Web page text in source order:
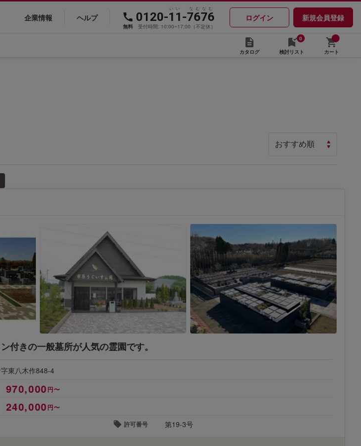
企業情報 ヘルプ
無料
いい なむなむ
0120-11-7676
受付時間: 10:00~17:00（不定休）
ログイン 新規会員登録
カタログ
0
検討リスト
カート
付きの一般墓所が人気の霊園です。
東八木作848-4
970,000円〜
240,000円〜
許可番号 第19-3号